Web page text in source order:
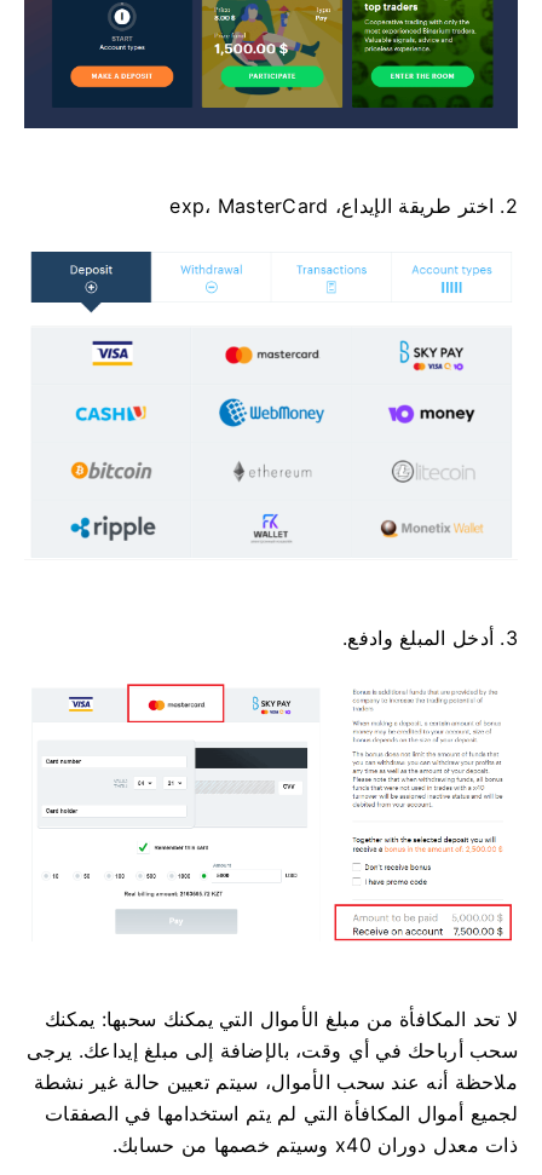
2. اختر طريقة الإيداع، exp، MasterCard
3. أدخل المبلغ وادفع.
لا تحد المكافأة من مبلغ الأموال التي يمكنك سحبها: يمكنك
سحب أرباحك في أي وقت، بالإضافة إلى مبلغ إيداعك. يرجى
ملاحظة أنه عند سحب الأموال، سيتم تعيين حالة غير نشطة
لجميع أموال المكافأة التي لم يتم استخدامها في الصفقات
ذات معدل دوران x40 وسيتم خصمها من حسابك.